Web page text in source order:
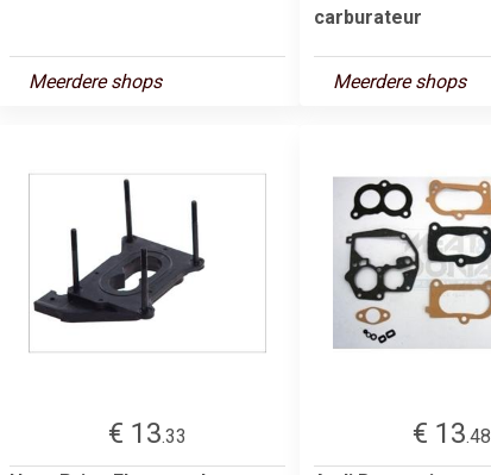
Meerdere shops
carburateur
Meerdere shops
€ 13.33
€ 13.48